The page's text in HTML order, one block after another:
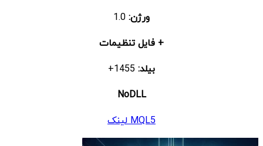
ورژن:
+ فایل تنظیمات
بیلد:
NoDLL
MQL5 لینک